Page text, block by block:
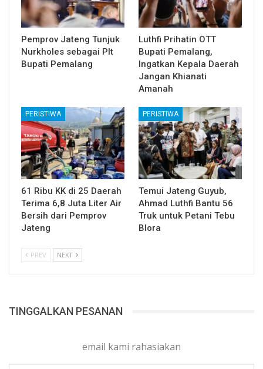
Pemprov Jateng Tunjuk
Nurkholes sebagai Plt
Bupati Pemalang
Luthfi Prihatin OTT
Bupati Pemalang,
Ingatkan Kepala Daerah
Jangan Khianati
Amanah
PERISTIWA
61 Ribu KK di 25 Daerah
Terima 6,8 Juta Liter Air
Bersih dari Pemprov
Jateng
PERISTIWA
Temui Jateng Guyub,
Ahmad Luthfi Bantu 56
Truk untuk Petani Tebu
Blora
PREV NEXT
TINGGALKAN PESANAN
email kami rahasiakan